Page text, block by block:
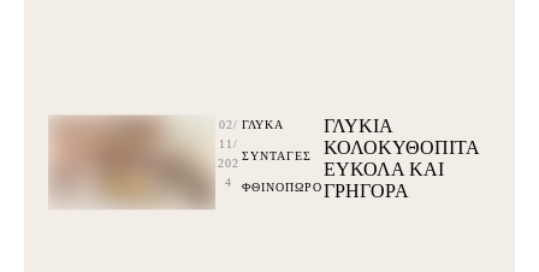
02/
11/
202
4
ΓΛΥΚΆ
ΣΥΝΤΑΓΕΣ
ΦΘΙΝΟΠΩΡΟ
ΓΛΥΚΙΑ
ΚΟΛΟΚΥΘΟΠΙΤΑ
ΕΥΚΟΛΑ ΚΑΙ
ΓΡΗΓΟΡΑ